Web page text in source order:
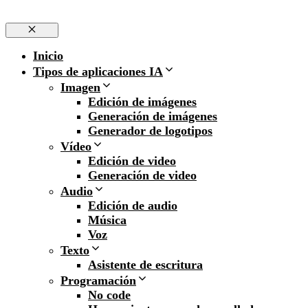
Cerrar
Inicio
Tipos de aplicaciones IA
Imagen
Edición de imágenes
Generación de imágenes
Generador de logotipos
Vídeo
Edición de video
Generación de video
Audio
Edición de audio
Música
Voz
Texto
Asistente de escritura
Programación
No code